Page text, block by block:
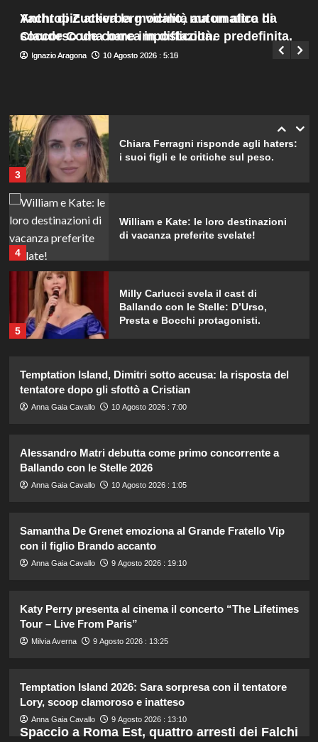
principale
Giuseppe Recca 9 Agosto 2026 : 19:40
Yacht di Zuckerberg vicino, ma un altro ha
soccorso una barca in difficoltà.
Ignazio Aragona 10 Agosto 2026 : 5:15
Anthropic attiva la modalità automatica di
Claude Code come impostazione predefinita.
Ignazio Aragona 10 Agosto 2026 : 5:10
1
Chiara Ferragni incanta Formentera:
3
Chiara Ferragni risponde agli haters:
i suoi figli e le critiche sul peso.
4
William e Kate: le loro destinazioni
di vacanza preferite svelate!
5
Milly Carlucci svela il cast di
Ballando con le Stelle: D’Urso,
Presta e Bocchi protagonisti.
1
produzione: il retroscena
inaspettato di Irene Guglielmi
2
scatti esclusivi della sua vacanza da
sogno.
3
Chiara Ferragni risponde agli haters:
i suoi figli e le critiche sul peso.
4
William e Kate: le loro destinazioni
di vacanza preferite svelate!
5
Ballando con le Stelle: D’Urso,
Presta e Bocchi protagonisti.
Temptation Island, Dimitri sotto accusa: la risposta del
tentatore dopo gli sfottò a Cristian
Anna Gaia Cavallo 10 Agosto 2026 : 7:00
Alessandro Matri debutta come primo concorrente a
Ballando con le Stelle 2026
Anna Gaia Cavallo 10 Agosto 2026 : 1:05
Samantha De Grenet emoziona al Grande Fratello Vip
con il figlio Brando accanto
Anna Gaia Cavallo 9 Agosto 2026 : 19:10
Katy Perry presenta al cinema il concerto “The Lifetimes
Tour – Live From Paris”
Milvia Averna 9 Agosto 2026 : 13:25
Temptation Island 2026: Sara sorpresa con il tentatore
Lory, scoop clamoroso e inatteso
Anna Gaia Cavallo 9 Agosto 2026 : 13:10
Spaccio a Roma Est, quattro arresti dei Falchi